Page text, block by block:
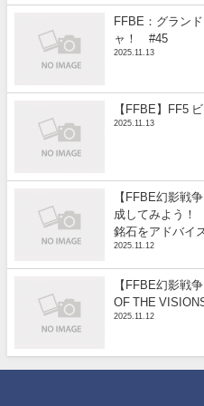
FFBE：グラン
ャ！ #45
2025.11.13
【FFBE】FF5
2025.11.13
【FFBE幻影戦
成してみよう！
銘石をアドバイ
2025.11.12
【FFBE幻影
OF THE
2025.11.12